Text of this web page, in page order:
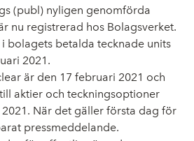
(publ) nyligen genomförda
nu registrerad hos Bolagsverket.
bolagets betalda tecknade units
2021.
är den 17 februari 2021 och
aktier och teckningsoptioner
När det gäller första dag för
pressmeddelande.